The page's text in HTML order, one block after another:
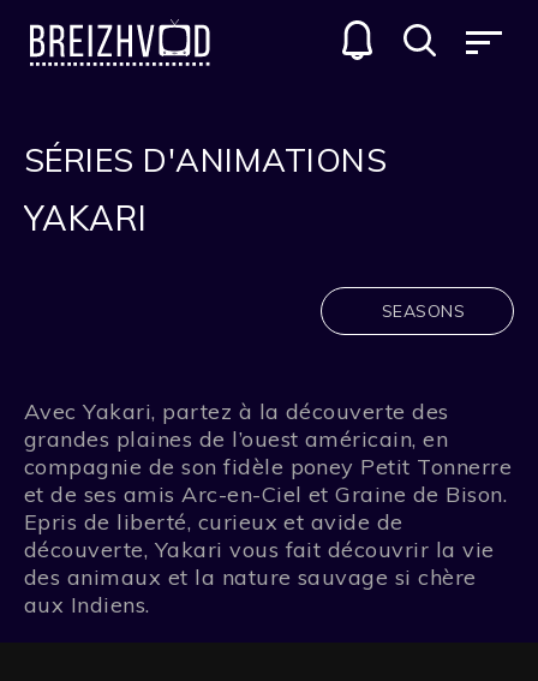
SÉRIES D'ANIMATIONS
YAKARI
SEASONS
Avec Yakari, partez à la découverte des
grandes plaines de l’ouest américain, en
compagnie de son fidèle poney Petit Tonnerre
et de ses amis Arc-en-Ciel et Graine de Bison.
Epris de liberté, curieux et avide de
découverte, Yakari vous fait découvrir la vie
des animaux et la nature sauvage si chère
aux Indiens.